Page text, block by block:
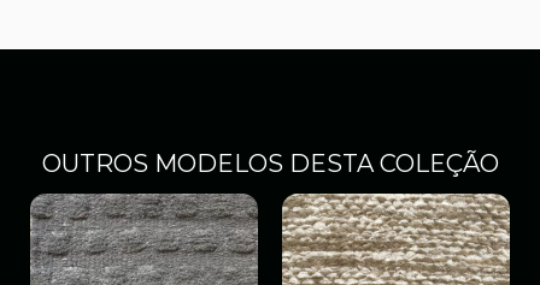
OUTROS MODELOS DESTA COLEÇÃO